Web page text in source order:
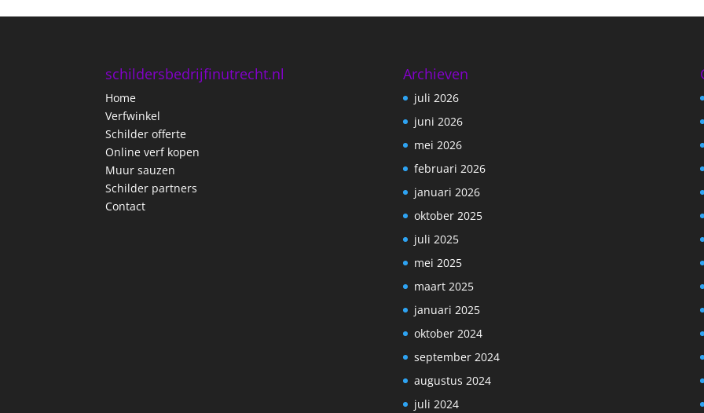
schildersbedrijfinutrecht.nl
Home
Verfwinkel
Schilder offerte
Online verf kopen
Muur sauzen
Schilder partners
Contact
Archieven
juli 2026
juni 2026
mei 2026
februari 2026
januari 2026
oktober 2025
juli 2025
mei 2025
maart 2025
januari 2025
oktober 2024
september 2024
augustus 2024
juli 2024